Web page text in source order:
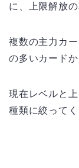
に、上限解放
複数の主力カ
の多いカード
現在レベルと
種類に絞ってく